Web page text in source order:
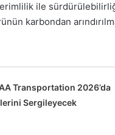
ile
karbondan
Transportation 2026’da
Sergileyecek